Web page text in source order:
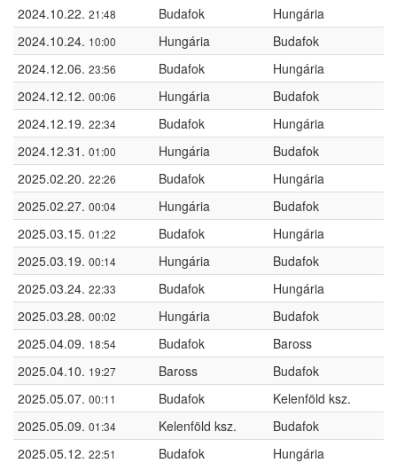
2024.10.22. 21:48 Budafok
Hungária
2024.10.24. 10:00 Hungária
Budafok
2024.12.06. 23:56 Budafok
Hungária
2024.12.12. 00:06 Hungária
Budafok
2024.12.19. 22:34 Budafok
Hungária
2024.12.31. 01:00 Hungária
Budafok
2025.02.20. 22:26 Budafok
Hungária
2025.02.27. 00:04 Hungária
Budafok
2025.03.15. 01:22 Budafok
Hungária
2025.03.19. 00:14 Hungária
Budafok
2025.03.24. 22:33 Budafok
Hungária
2025.03.28. 00:02 Hungária
Budafok
2025.04.09. 18:54 Budafok
Baross
2025.04.10. 19:27 Baross
Budafok
2025.05.07. 00:11 Budafok
Kelenföld ksz.
2025.05.09. 01:34 Kelenföld ksz.
Budafok
2025.05.12. 22:51 Budafok
Hungária